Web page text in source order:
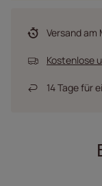
Versandam
Kostenlose
14Tage für